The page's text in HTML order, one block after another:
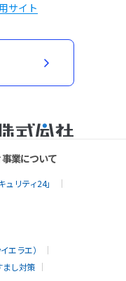
サイト
業について
リティ24」
エラエ）
まし対策